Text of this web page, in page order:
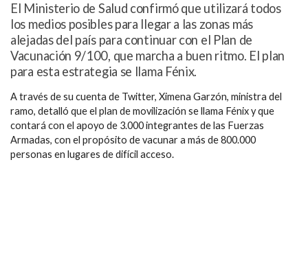
El Ministerio de Salud confirmó que utilizará todos
los medios posibles para llegar a las zonas más
alejadas del país para continuar con el Plan de
Vacunación 9/100, que marcha a buen ritmo. El plan
para esta estrategia se llama Fénix.
A través de su cuenta de Twitter, Ximena Garzón, ministra del
ramo, detalló que el plan de movilización se llama Fénix y que
contará con el apoyo de 3.000 integrantes de las Fuerzas
Armadas, con el propósito de vacunar a más de 800.000
personas en lugares de difícil acceso.